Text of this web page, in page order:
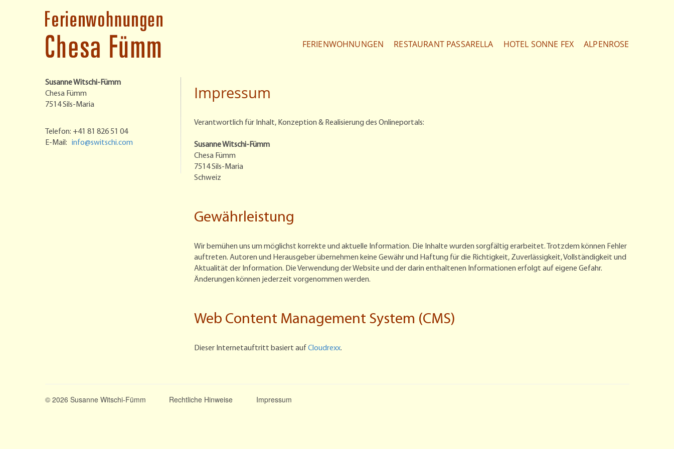
FERIENWOHNUNGEN RESTAURANT PASSARELLA HOTEL SONNE FEX ALPENROSE
Susanne Witschi-Fümm
Chesa Fümm
7514 Sils-Maria
Telefon: +41 81 826 51 04
E-Mail: info@switschi.com
Impressum
Verantwortlich für Inhalt, Konzeption & Realisierung des Onlineportals:
Susanne Witschi-Fümm
Chesa Fümm
7514 Sils-Maria
Schweiz
Gewährleistung
Wir bemühen uns um möglichst korrekte und aktuelle Information. Die Inhalte wurden sorgfältig erarbeitet. Trotzdem können Fehler
auftreten. Autoren und Herausgeber übernehmen keine Gewähr und Haftung für die Richtigkeit, Zuverlässigkeit, Vollständigkeit und
Aktualität der Information. Die Verwendung der Website und der darin enthaltenen Informationen erfolgt auf eigene Gefahr.
Änderungen können jederzeit vorgenommen werden.
Web Content Management System (CMS)
Dieser Internetauftritt basiert auf Cloudrexx.
© 2026 Susanne Witschi-Fümm Rechtliche Hinweise Impressum